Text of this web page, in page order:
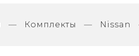
Комплекты Nissan